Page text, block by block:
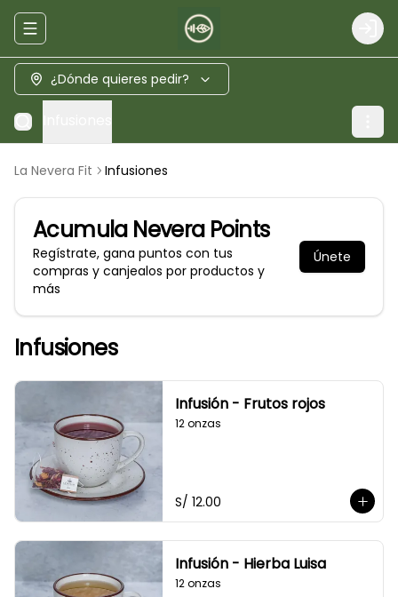
Abrir menu de navegación Login
¿Dónde quieres pedir?
La Nevera Fit Infusiones
Acumula Nevera Points
Regístrate, gana puntos con tus
compras y canjealos por productos y
más
Únete
Infusiones
Infusión - Frutos rojos
12 onzas
S/ 12.00
Infusión - Hierba Luisa
12 onzas